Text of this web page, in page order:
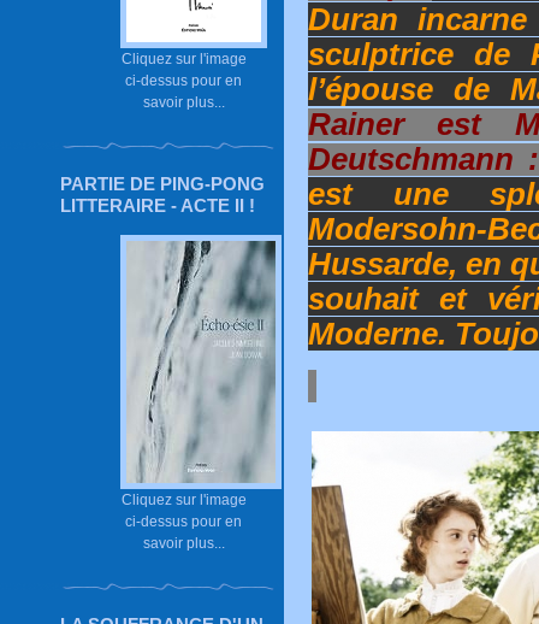
Cliquez sur l'image
ci-dessus pour en
savoir plus...
PARTIE DE PING-PONG
LITTERAIRE - ACTE II !
Cliquez sur l'image
ci-dessus pour en
savoir plus...
Duran
sculptrice de
l’épouse de
Rainer est
Deutschmann
est une
Modersohn-
Hussarde, en
souhait et
Moderne.